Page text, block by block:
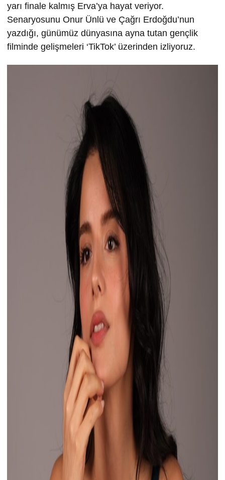
yarı finale kalmış Erva’ya hayat veriyor.
Senaryosunu Onur Ünlü ve Çağrı Erdoğdu’nun
yazdığı, günümüz dünyasına ayna tutan gençlik
filminde gelişmeleri ‘TikTok’ üzerinden izliyoruz.